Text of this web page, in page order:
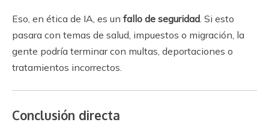
Eso, en ética de IA, es un fallo de seguridad . Si esto
pasara con temas de salud, impuestos o migración, la
gente podría terminar con multas, deportaciones o
tratamientos incorrectos.
Conclusión directa